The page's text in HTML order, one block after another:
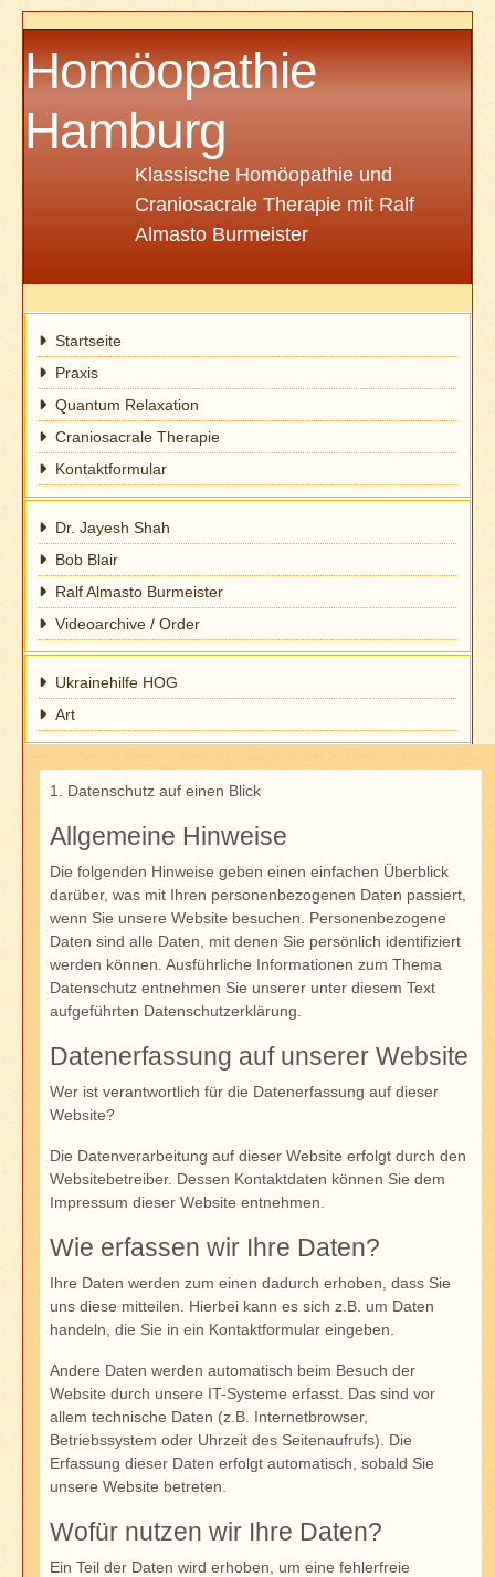
Homöopathie
Hamburg
Klassische Homöopathie und
Craniosacrale Therapie mit Ralf
Almasto Burmeister
Startseite
Praxis
Quantum Relaxation
Craniosacrale Therapie
Kontaktformular
Dr. Jayesh Shah
Bob Blair
Ralf Almasto Burmeister
Videoarchive / Order
Ukrainehilfe HOG
Art
1. Datenschutz auf einen Blick
Allgemeine Hinweise
Die folgenden Hinweise geben einen einfachen Überblick
darüber, was mit Ihren personenbezogenen Daten passiert,
wenn Sie unsere Website besuchen. Personenbezogene
Daten sind alle Daten, mit denen Sie persönlich identifiziert
werden können. Ausführliche Informationen zum Thema
Datenschutz entnehmen Sie unserer unter diesem Text
aufgeführten Datenschutzerklärung.
Datenerfassung auf unserer Website
Wer ist verantwortlich für die Datenerfassung auf dieser
Website?
Die Datenverarbeitung auf dieser Website erfolgt durch den
Websitebetreiber. Dessen Kontaktdaten können Sie dem
Impressum dieser Website entnehmen.
Wie erfassen wir Ihre Daten?
Ihre Daten werden zum einen dadurch erhoben, dass Sie
uns diese mitteilen. Hierbei kann es sich z.B. um Daten
handeln, die Sie in ein Kontaktformular eingeben.
Andere Daten werden automatisch beim Besuch der
Website durch unsere IT-Systeme erfasst. Das sind vor
allem technische Daten (z.B. Internetbrowser,
Betriebssystem oder Uhrzeit des Seitenaufrufs). Die
Erfassung dieser Daten erfolgt automatisch, sobald Sie
unsere Website betreten.
Wofür nutzen wir Ihre Daten?
Ein Teil der Daten wird erhoben, um eine fehlerfreie